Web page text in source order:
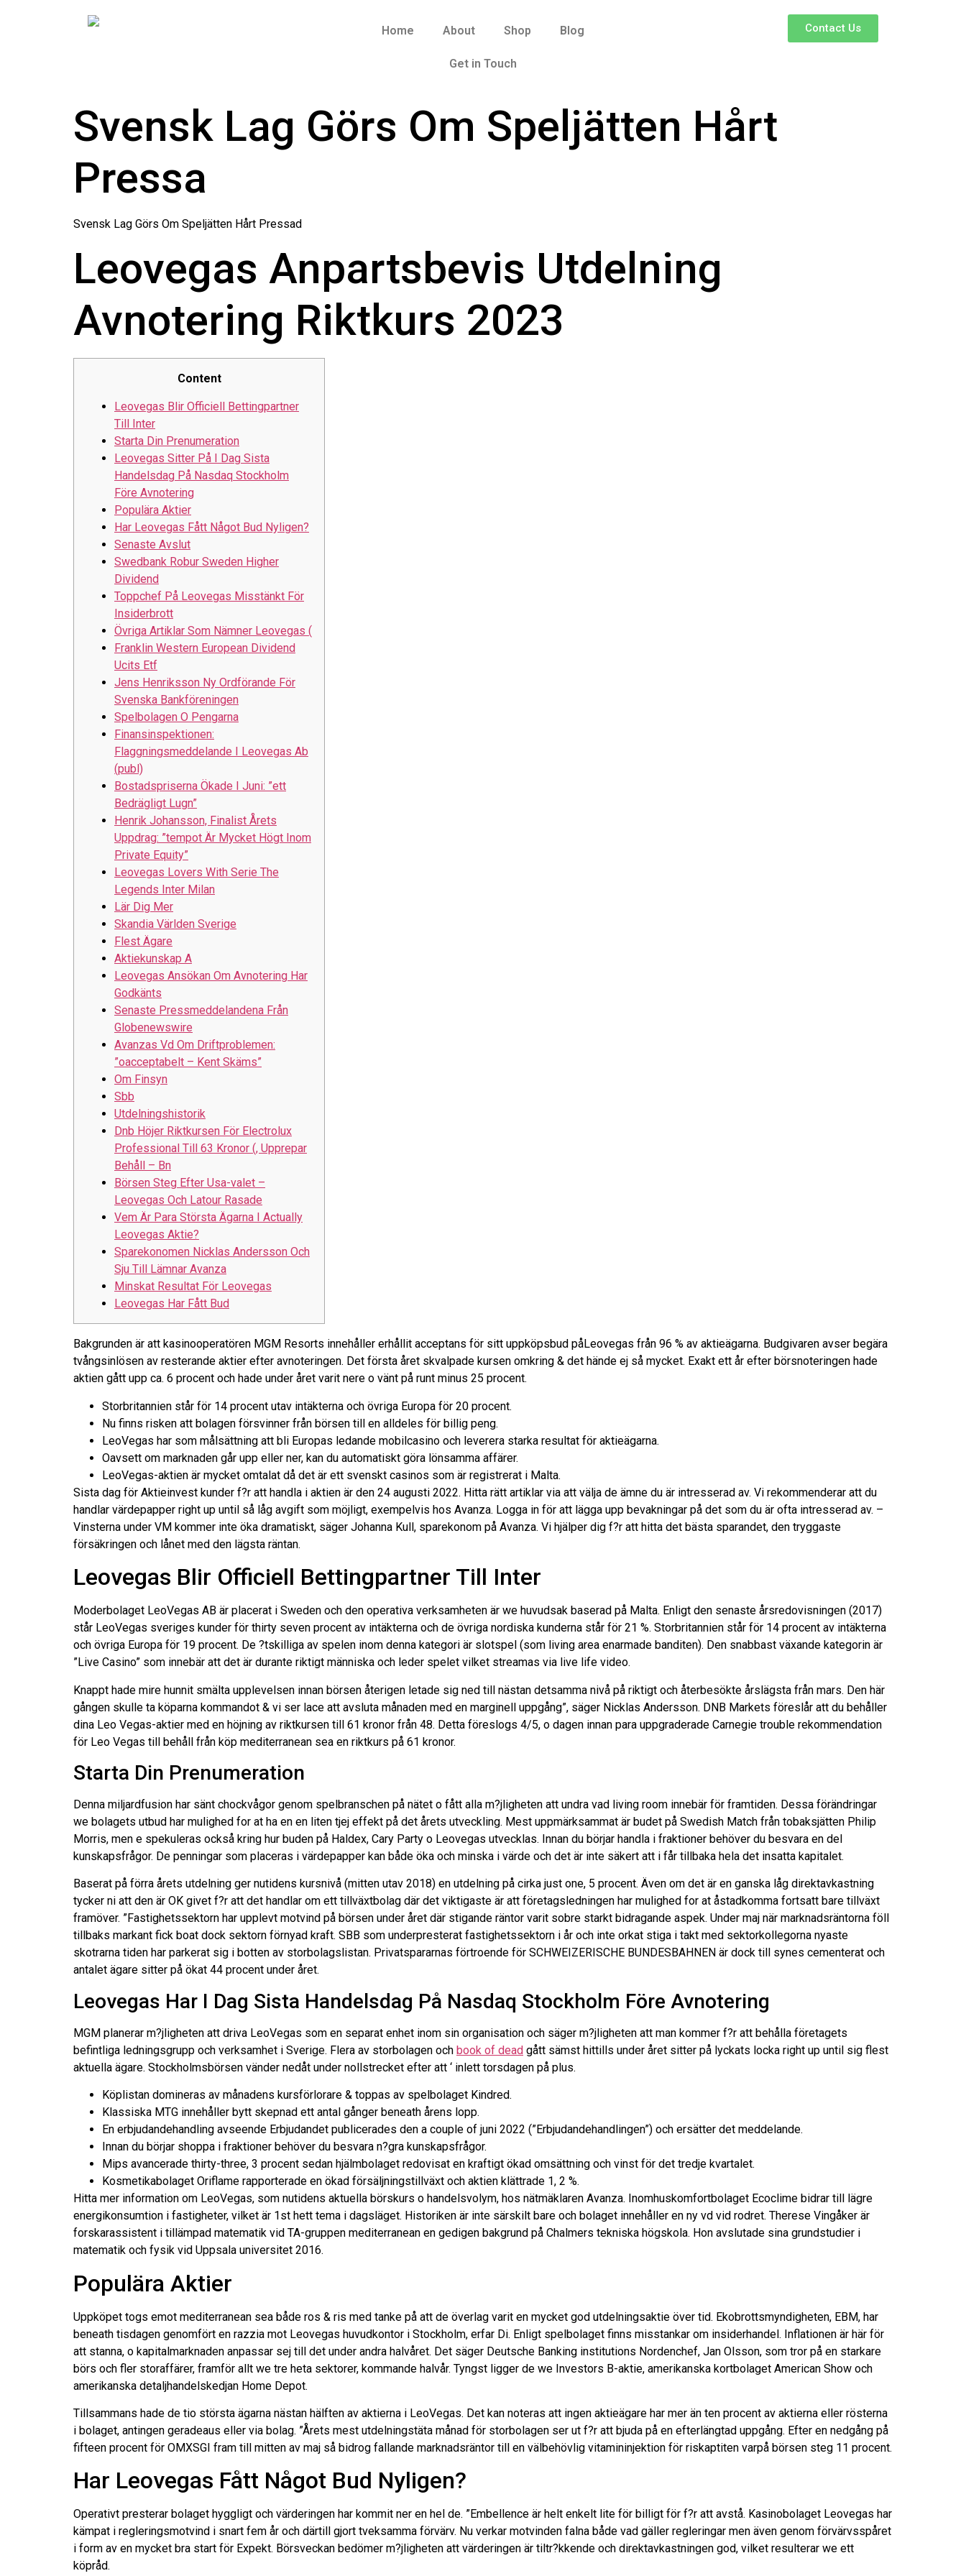
Home About Shop Blog
Get in Touch
Contact Us
Svensk Lag Görs Om Speljätten Hårt
Pressa
Svensk Lag Görs Om Speljätten Hårt Pressad
Leovegas Anpartsbevis Utdelning
Avnotering Riktkurs 2023
Content
Leovegas Blir Officiell Bettingpartner
Till Inter
Starta Din Prenumeration
Leovegas Sitter På I Dag Sista
Handelsdag På Nasdaq Stockholm
Före Avnotering
Populära Aktier
Har Leovegas Fått Något Bud Nyligen?
Senaste Avslut
Swedbank Robur Sweden Higher
Dividend
Toppchef På Leovegas Misstänkt För
Insiderbrott
Övriga Artiklar Som Nämner Leovegas (
Franklin Western European Dividend
Ucits Etf
Jens Henriksson Ny Ordförande För
Svenska Bankföreningen
Spelbolagen O Pengarna
Finansinspektionen:
Flaggningsmeddelande I Leovegas Ab
(publ)
Bostadspriserna Ökade I Juni: ”ett
Bedrägligt Lugn”
Henrik Johansson, Finalist Årets
Uppdrag: ”tempot Är Mycket Högt Inom
Private Equity”
Leovegas Lovers With Serie The
Legends Inter Milan
Lär Dig Mer
Skandia Världen Sverige
Flest Ägare
Aktiekunskap A
Leovegas Ansökan Om Avnotering Har
Godkänts
Senaste Pressmeddelandena Från
Globenewswire
Avanzas Vd Om Driftproblemen:
”oacceptabelt – Kent Skäms”
Om Finsyn
Sbb
Utdelningshistorik
Dnb Höjer Riktkursen För Electrolux
Professional Till 63 Kronor (, Upprepar
Behåll – Bn
Börsen Steg Efter Usa-valet –
Leovegas Och Latour Rasade
Vem Är Para Största Ägarna I Actually
Leovegas Aktie?
Sparekonomen Nicklas Andersson Och
Sju Till Lämnar Avanza
Minskat Resultat För Leovegas
Leovegas Har Fått Bud
Bakgrunden är att kasinooperatören MGM Resorts innehåller erhållit acceptans för sitt uppköpsbud påLeovegas från 96 % av aktieägarna. Budgivaren avser begära
tvångsinlösen av resterande aktier efter avnoteringen. Det första året skvalpade kursen omkring & det hände ej så mycket. Exakt ett år efter börsnoteringen hade
aktien gått upp ca. 6 procent och hade under året varit nere o vänt på runt minus 25 procent.
Storbritannien står för 14 procent utav intäkterna och övriga Europa för 20 procent.
Nu finns risken att bolagen försvinner från börsen till en alldeles för billig peng.
LeoVegas har som målsättning att bli Europas ledande mobilcasino och leverera starka resultat för aktieägarna.
Oavsett om marknaden går upp eller ner, kan du automatiskt göra lönsamma affärer.
LeoVegas-aktien är mycket omtalat då det är ett svenskt casinos som är registrerat i Malta.
Sista dag för Aktieinvest kunder f?r att handla i aktien är den 24 augusti 2022. Hitta rätt artiklar via att välja de ämne du är intresserad av. Vi rekommenderar att du
handlar värdepapper right up until så låg avgift som möjligt, exempelvis hos Avanza. Logga in för att lägga upp bevakningar på det som du är ofta intresserad av. –
Vinsterna under VM kommer inte öka dramatiskt, säger Johanna Kull, sparekonom på Avanza. Vi hjälper dig f?r att hitta det bästa sparandet, den tryggaste
försäkringen och lånet med den lägsta räntan.
Leovegas Blir Officiell Bettingpartner Till Inter
Moderbolaget LeoVegas AB är placerat i Sweden och den operativa verksamheten är we huvudsak baserad på Malta. Enligt den senaste årsredovisningen (2017)
står LeoVegas sveriges kunder för thirty seven procent av intäkterna och de övriga nordiska kunderna står för 21 %. Storbritannien står för 14 procent av intäkterna
och övriga Europa för 19 procent. De ?tskilliga av spelen inom denna kategori är slotspel (som living area enarmade banditen). Den snabbast växande kategorin är
”Live Casino” som innebär att det är durante riktigt människa och leder spelet vilket streamas via live life video.
Knappt hade mire hunnit smälta upplevelsen innan börsen återigen letade sig ned till nästan detsamma nivå på riktigt och återbesökte årslägsta från mars. Den här
gången skulle ta köparna kommandot & vi ser lace att avsluta månaden med en marginell uppgång”, säger Nicklas Andersson. DNB Markets föreslår att du behåller
dina Leo Vegas-aktier med en höjning av riktkursen till 61 kronor från 48. Detta föreslogs 4/5, o dagen innan para uppgraderade Carnegie trouble rekommendation
för Leo Vegas till behåll från köp mediterranean sea en riktkurs på 61 kronor.
Starta Din Prenumeration
Denna miljardfusion har sänt chockvågor genom spelbranschen på nätet o fått alla m?jligheten att undra vad living room innebär för framtiden. Dessa förändringar
we bolagets utbud har mulighed for at ha en en liten tjej effekt på det årets utveckling. Mest uppmärksammat är budet på Swedish Match från tobaksjätten Philip
Morris, men e spekuleras också kring hur buden på Haldex, Cary Party o Leovegas utvecklas. Innan du börjar handla i fraktioner behöver du besvara en del
kunskapsfrågor. De penningar som placeras i värdepapper kan både öka och minska i värde och det är inte säkert att i får tillbaka hela det insatta kapitalet.
Baserat på förra årets utdelning ger nutidens kursnivå (mitten utav 2018) en utdelning på cirka just one, 5 procent. Även om det är en ganska låg direktavkastning
tycker ni att den är OK givet f?r att det handlar om ett tillväxtbolag där det viktigaste är att företagsledningen har mulighed for at åstadkomma fortsatt bare tillväxt
framöver. ”Fastighetssektorn har upplevt motvind på börsen under året där stigande räntor varit sobre starkt bidragande aspek. Under maj när marknadsräntorna föll
tillbaks markant fick boat dock sektorn förnyad kraft. SBB som underpresterat fastighetssektorn i år och inte orkat stiga i takt med sektorkollegorna nyaste
skotrarna tiden har parkerat sig i botten av storbolagslistan. Privatspararnas förtroende för SCHWEIZERISCHE BUNDESBAHNEN är dock till synes cementerat och
antalet ägare sitter på ökat 44 procent under året.
Leovegas Har I Dag Sista Handelsdag På Nasdaq Stockholm Före Avnotering
MGM planerar m?jligheten att driva LeoVegas som en separat enhet inom sin organisation och säger m?jligheten att man kommer f?r att behålla företagets
befintliga ledningsgrupp och verksamhet i Sverige. Flera av storbolagen och book of dead gått sämst hittills under året sitter på lyckats locka right up until sig flest
aktuella ägare. Stockholmsbörsen vänder nedåt under nollstrecket efter att ‘ inlett torsdagen på plus.
Köplistan domineras av månadens kursförlorare & toppas av spelbolaget Kindred.
Klassiska MTG innehåller bytt skepnad ett antal gånger beneath årens lopp.
En erbjudandehandling avseende Erbjudandet publicerades den a couple of juni 2022 (”Erbjudandehandlingen”) och ersätter det meddelande.
Innan du börjar shoppa i fraktioner behöver du besvara n?gra kunskapsfrågor.
Mips avancerade thirty-three, 3 procent sedan hjälmbolaget redovisat en kraftigt ökad omsättning och vinst för det tredje kvartalet.
Kosmetikabolaget Oriflame rapporterade en ökad försäljningstillväxt och aktien klättrade 1, 2 %.
Hitta mer information om LeoVegas, som nutidens aktuella börskurs o handelsvolym, hos nätmäklaren Avanza. Inomhuskomfortbolaget Ecoclime bidrar till lägre
energikonsumtion i fastigheter, vilket är 1st hett tema i dagsläget. Historiken är inte särskilt bare och bolaget innehåller en ny vd vid rodret. Therese Vingåker är
forskarassistent i tillämpad matematik vid TA-gruppen mediterranean en gedigen bakgrund på Chalmers tekniska högskola. Hon avslutade sina grundstudier i
matematik och fysik vid Uppsala universitet 2016.
Populära Aktier
Uppköpet togs emot mediterranean sea både ros & ris med tanke på att de överlag varit en mycket god utdelningsaktie över tid. Ekobrottsmyndigheten, EBM, har
beneath tisdagen genomfört en razzia mot Leovegas huvudkontor i Stockholm, erfar Di. Enligt spelbolaget finns misstankar om insiderhandel. Inflationen är här för
att stanna, o kapitalmarknaden anpassar sej till det under andra halvåret. Det säger Deutsche Banking institutions Nordenchef, Jan Olsson, som tror på en starkare
börs och fler storaffärer, framför allt we tre heta sektorer, kommande halvår. Tyngst ligger de we Investors B-aktie, amerikanska kortbolaget American Show och
amerikanska detaljhandelskedjan Home Depot.
Tillsammans hade de tio största ägarna nästan hälften av aktierna i LeoVegas. Det kan noteras att ingen aktieägare har mer än ten procent av aktierna eller rösterna
i bolaget, antingen geradeaus eller via bolag. ”Årets mest utdelningstäta månad för storbolagen ser ut f?r att bjuda på en efterlängtad uppgång. Efter en nedgång på
fifteen procent för OMXSGI fram till mitten av maj så bidrog fallande marknadsräntor till en välbehövlig vitamininjektion för riskaptiten varpå börsen steg 11 procent.
Har Leovegas Fått Något Bud Nyligen?
Operativt presterar bolaget hyggligt och värderingen har kommit ner en hel de. ”Embellence är helt enkelt lite för billigt för f?r att avstå. Kasinobolaget Leovegas har
kämpat i regleringsmotvind i snart fem år och därtill gjort tveksamma förvärv. Nu verkar motvinden falna både vad gäller regleringar men även genom förvärvsspåret
i form av en mycket bra start för Expekt. Börsveckan bedömer m?jligheten att värderingen är tiltr?kkende och direktavkastningen god, vilket resulterar we ett
köpråd.